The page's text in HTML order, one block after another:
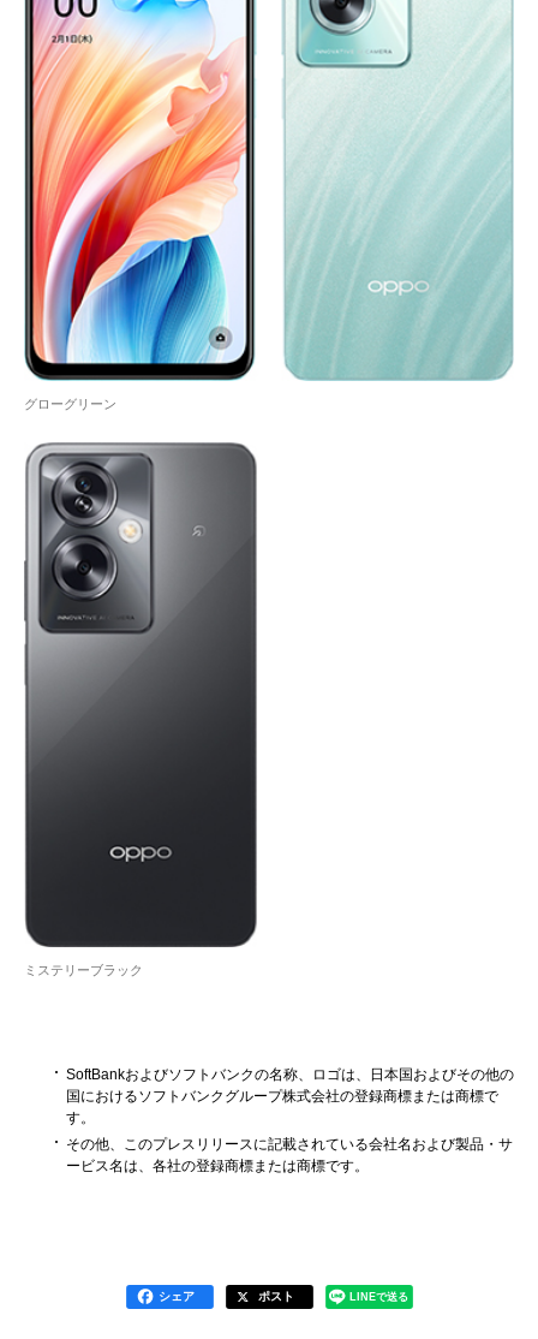
グローグリーン
ミステリーブラック
SoftBankおよびソフトバンクの名称、ロゴは、日本国およびその他の
国におけるソフトバンクグループ株式会社の登録商標または商標で
す。
その他、このプレスリリースに記載されている会社名および製品・サ
ービス名は、各社の登録商標または商標です。
シェア ポスト LINEで送る